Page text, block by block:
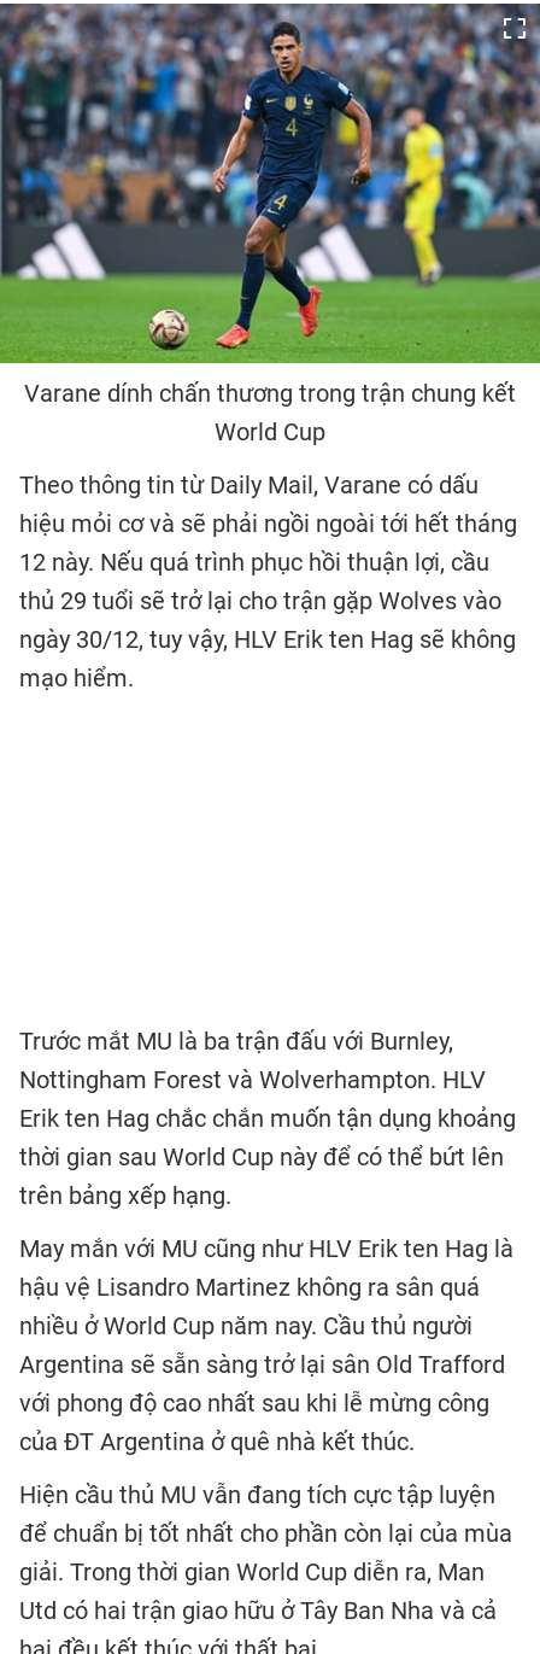
Varane dính chấn thương trong trận chung kết
World Cup
Theo thông tin từ Daily Mail, Varane có dấu
hiệu mỏi cơ và sẽ phải ngồi ngoài tới hết tháng
12 này. Nếu quá trình phục hồi thuận lợi, cầu
thủ 29 tuổi sẽ trở lại cho trận gặp Wolves vào
ngày 30/12, tuy vậy, HLV Erik ten Hag sẽ không
mạo hiểm.
Trước mắt MU là ba trận đấu với Burnley,
Nottingham Forest và Wolverhampton. HLV
Erik ten Hag chắc chắn muốn tận dụng khoảng
thời gian sau World Cup này để có thể bứt lên
trên bảng xếp hạng.
May mắn với MU cũng như HLV Erik ten Hag là
hậu vệ Lisandro Martinez không ra sân quá
nhiều ở World Cup năm nay. Cầu thủ người
Argentina sẽ sẵn sàng trở lại sân Old Trafford
với phong độ cao nhất sau khi lễ mừng công
của ĐT Argentina ở quê nhà kết thúc.
Hiện cầu thủ MU vẫn đang tích cực tập luyện
để chuẩn bị tốt nhất cho phần còn lại của mùa
giải. Trong thời gian World Cup diễn ra, Man
Utd có hai trận giao hữu ở Tây Ban Nha và cả